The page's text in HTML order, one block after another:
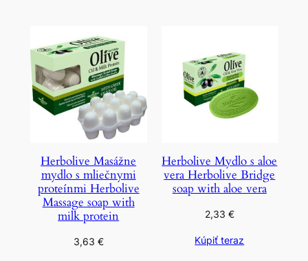
Herbolive Masážne
mydlo s mliečnymi
proteínmi Herbolive
Massage soap with
milk protein
3,63 €
Herbolive Mydlo s aloe
vera Herbolive Bridge
soap with aloe vera
2,33 €
Kúpiť teraz